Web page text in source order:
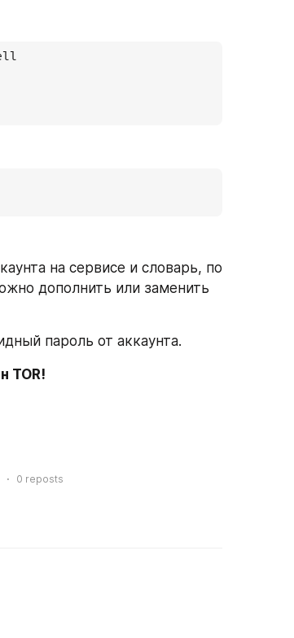
на сервисе и словарь, по
дополнить или заменить
пароль от аккаунта.
TOR!
0 reposts